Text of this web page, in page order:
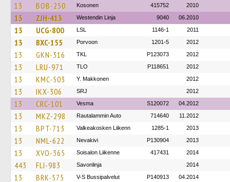
13 BOB-250 Kosonen 415752 2010
13 ZJH-413 Westendin Linja 9040 06.2010
13 UCG-800 LSL 1146-1 2011
13 BXC-155 Porvoon 1201-5 2012
13 GKN-316 TKL P123073 2012
13 LRU-971 TLO P118651 2012
13 KMC-503 Y. Makkonen 2012
13 IKX-306 SRJ 2012
13 CRC-101 Vesma S120072 04.2012
13 MKZ-298 Rautalammin Auto 714640 11.2012
13 BPT-713 Valkeakosken Liikenn 1285-1 2013
13 NML-622 Nevakivi P130904 2013
13 XVO-365 Soisalon Liikenne 417431 2014
443 FLI-983 Savonlinja 2014
13 BRK-575 V-S Bussipalvelut P140913 04.2014